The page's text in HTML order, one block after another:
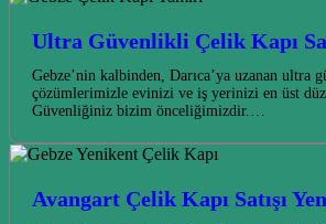
Ultra Güvenlikli Çelik Kapı
Gebze’nin kalbinden, Darıca’ya uzanan ultra
çözümlerimizle evinizi ve iş yerinizi en üst
Güvenliğiniz bizim önceliğimizdir.…
Avangart Çelik Kapı Satışı